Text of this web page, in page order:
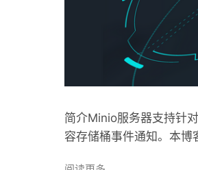
简介Minio服务器支持针
容存储桶事件通知。本